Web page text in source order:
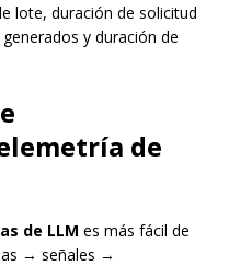
lote, duración de solicitud
y duración de
de
de LLM es más fácil de
→ señales →